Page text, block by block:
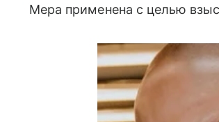
Мера применена с целью